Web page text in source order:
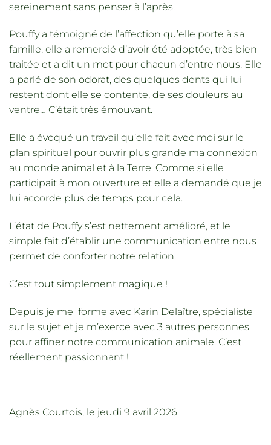
sereinement sans penser à l’après.
Pouffy a témoigné de l’affection qu’elle porte à sa
famille, elle a remercié d’avoir été adoptée, très bien
traitée et a dit un mot pour chacun d’entre nous. Elle
a parlé de son odorat, des quelques dents qui lui
restent dont elle se contente, de ses douleurs au
ventre… C’était très émouvant.
Elle a évoqué un travail qu’elle fait avec moi sur le
plan spirituel pour ouvrir plus grande ma connexion
au monde animal et à la Terre. Comme si elle
participait à mon ouverture et elle a demandé que je
lui accorde plus de temps pour cela.
L’état de Pouffy s’est nettement amélioré, et le
simple fait d’établir une communication entre nous
permet de conforter notre relation.
C’est tout simplement magique !
Depuis je me forme avec Karin Delaître, spécialiste
sur le sujet et je m’exerce avec 3 autres personnes
pour affiner notre communication animale. C’est
réellement passionnant !
Agnès Courtois, le jeudi 9 avril 2026